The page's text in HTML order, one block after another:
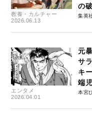
教養・カルチャー
2026.06.13
の
集英
エンタメ
2026.04.01
元
サ
キ
端児
本宮